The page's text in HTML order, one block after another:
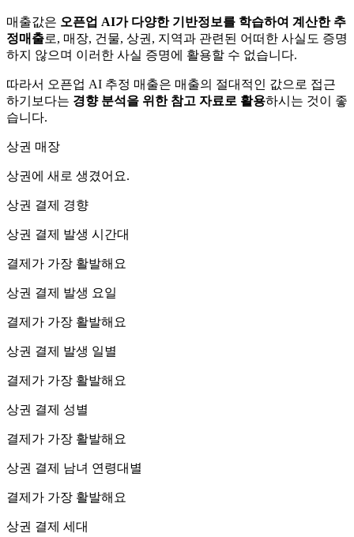
매출값은 오픈업 AI가 다양한 기반정보를 학습하여 계산한 추
정매출로, 매장, 건물, 상권, 지역과 관련된 어떠한 사실도 증명
하지 않으며 이러한 사실 증명에 활용할 수 없습니다.
따라서 오픈업 AI 추정 매출은 매출의 절대적인 값으로 접근
하기보다는 경향 분석을 위한 참고 자료로 활용하시는 것이 좋
습니다.
상권 매장
상권에 새로 생겼어요.
상권 결제 경향
상권 결제 발생 시간대
결제가 가장 활발해요
상권 결제 발생 요일
결제가 가장 활발해요
상권 결제 발생 일별
결제가 가장 활발해요
상권 결제 성별
결제가 가장 활발해요
상권 결제 남녀 연령대별
결제가 가장 활발해요
상권 결제 세대